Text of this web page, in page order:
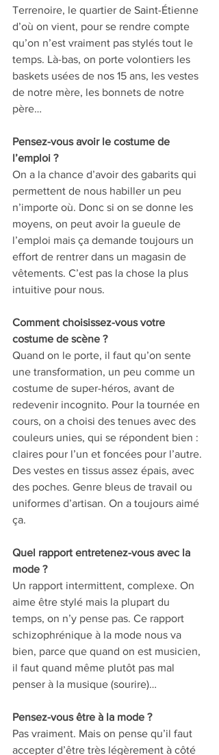
Terrenoire, le quartier de Saint-Étienne
d’où on vient, pour se rendre compte
qu’on n’est vraiment pas stylés tout le
temps. Là-bas, on porte volontiers les
baskets usées de nos 15 ans, les vestes
de notre mère, les bonnets de notre
père…
Pensez-vous avoir le costume de
l’emploi ?
On a la chance d’avoir des gabarits qui
permettent de nous habiller un peu
n’importe où. Donc si on se donne les
moyens, on peut avoir la gueule de
l’emploi mais ça demande toujours un
effort de rentrer dans un magasin de
vêtements. C’est pas la chose la plus
intuitive pour nous.
Comment choisissez-vous votre
costume de scène ?
Quand on le porte, il faut qu’on sente
une transformation, un peu comme un
costume de super-héros, avant de
redevenir incognito. Pour la tournée en
cours, on a choisi des tenues avec des
couleurs unies, qui se répondent bien :
claires pour l’un et foncées pour l’autre.
Des vestes en tissus assez épais, avec
des poches. Genre bleus de travail ou
uniformes d’artisan. On a toujours aimé
ça.
Quel rapport entretenez-vous avec la
mode ?
Un rapport intermittent, complexe. On
aime être stylé mais la plupart du
temps, on n’y pense pas. Ce rapport
schizophrénique à la mode nous va
bien, parce que quand on est musicien,
il faut quand même plutôt pas mal
penser à la musique (sourire)…
Pensez-vous être à la mode ?
Pas vraiment. Mais on pense qu’il faut
accepter d’être très légèrement à côté